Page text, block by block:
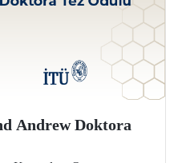
Andrew Doktora